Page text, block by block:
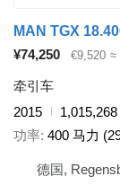
MAN TGX
¥74,250
€9,520 ≈
牵引车
2015
功率 400 马力
德国,